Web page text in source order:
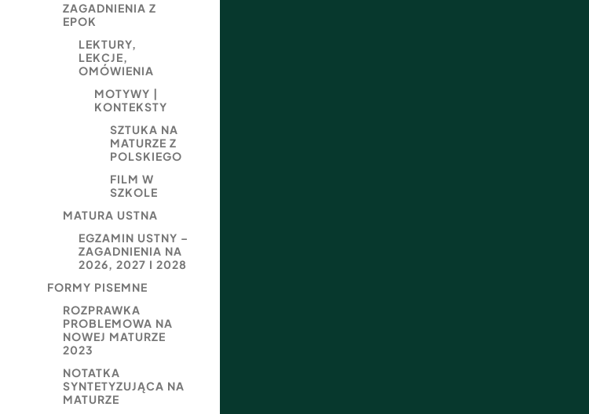
ZAGADNIENIA Z
EPOK
LEKTURY,
LEKCJE,
OMÓWIENIA
MOTYWY |
KONTEKSTY
SZTUKA NA
MATURZE Z
POLSKIEGO
FILM W
SZKOLE
MATURA USTNA
EGZAMIN USTNY –
ZAGADNIENIA NA
2026, 2027 I 2028
FORMY PISEMNE
ROZPRAWKA
PROBLEMOWA NA
NOWEJ MATURZE
2023
NOTATKA
SYNTETYZUJĄCA NA
MATURZE